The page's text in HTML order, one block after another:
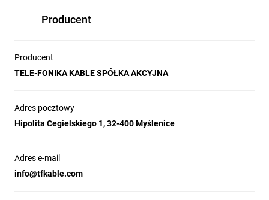
Producent
Producent
TELE-FONIKA KABLE SPÓŁKA AKCYJNA
Adres pocztowy
Hipolita Cegielskiego 1, 32-400 Myślenice
Adres e-mail
info@tfkable.com